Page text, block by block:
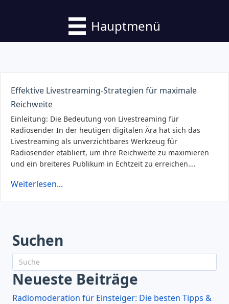
Hauptmenü
Effektive Livestreaming-Strategien für maximale
Reichweite
Einleitung: Die Bedeutung von Livestreaming für
Radiosender In der heutigen digitalen Ära hat sich das
Livestreaming als unverzichtbares Werkzeug für
Radiosender etabliert, um ihre Reichweite zu maximieren
und ein breiteres Publikum in Echtzeit zu erreichen….
Weiterlesen...
Suchen
Neueste Beiträge
Radiomoderation für Einsteiger: Die besten Tipps &